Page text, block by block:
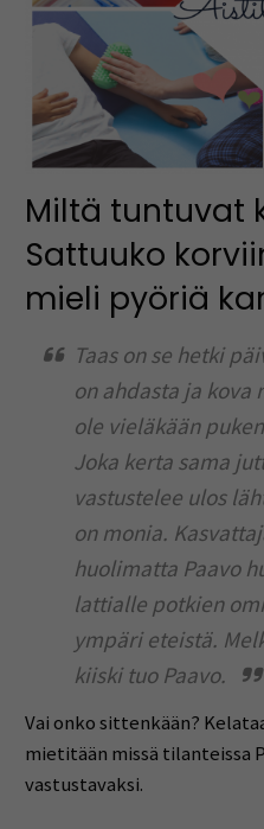
Miltä tuntuvat
Sattuuko
mieli pyöriä
Taas on se hetki
on ahdasta ja kova
ole vieläkään
Joka kerta sama
vastustelee ulos
on monia.
huolimatta Paavo
lattialle potkien
ympäri eteistä.
kiiski tuo Paavo.
Vai onko sittenkään?
mietitään missä tilanteissa
vastustavaksi.